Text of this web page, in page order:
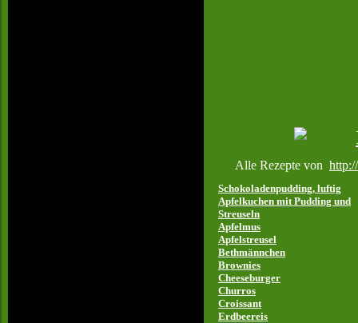
Alle Rezepte von
Schokoladenpudding, luftig
Apfelkuchen mit Pudding und
Streuseln
Apfelmus
Apfelstreusel
Bethmännchen
Brownies
Cheeseburger
Churros
Croissant
Erdbeereis